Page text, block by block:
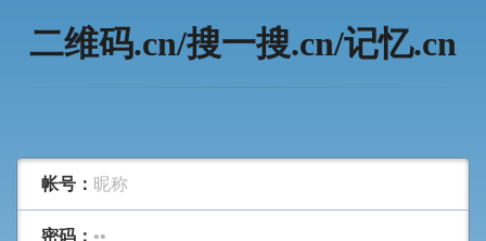
二维码.cn/搜一搜.cn/记忆.cn
帐号：
密码：